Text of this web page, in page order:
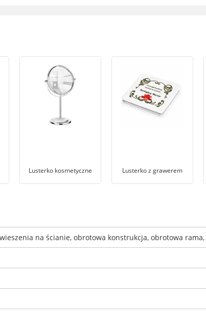
Lusterko kosmetyczne Lusterko z grawerem
na ścianie, obrotowa konstrukcja, obrotowa